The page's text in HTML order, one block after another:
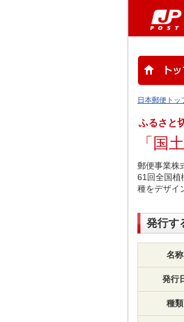
日本郵便トッ
ふるさと
「国
郵便事業株
61回全国植
種をデザイ
発行す
名称
発行
種類